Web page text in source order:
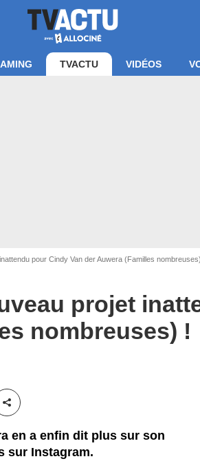
TVACTU VIDÉOS
pour Cindy Van der Auwera (Familles
projet
nombreuses) !
Partager cet article
en a enfin dit plus sur son
sur Instagram.